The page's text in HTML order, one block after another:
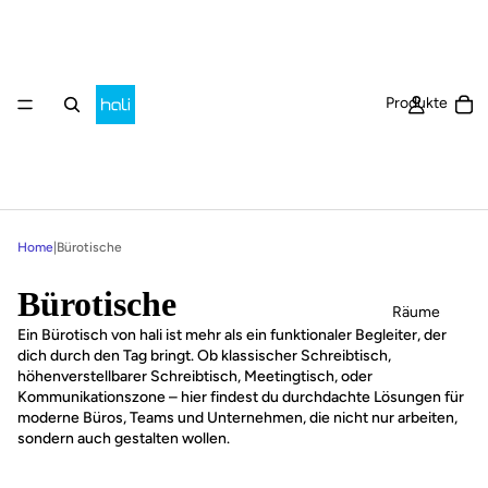
Produkte
Räume
Home Bürotische
Bürotische
Ein Bürotisch von hali ist mehr als ein funktionaler Begleiter, der
dich durch den Tag bringt. Ob klassischer Schreibtisch,
höhenverstellbarer Schreibtisch, Meetingtisch, oder
Kommunikationszone – hier findest du durchdachte Lösungen für
moderne Büros, Teams und Unternehmen, die nicht nur arbeiten,
sondern auch gestalten wollen.